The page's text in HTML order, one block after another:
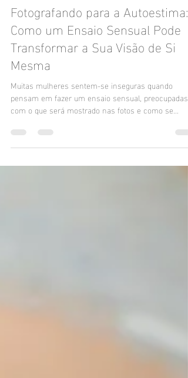
Loester
31 de jul. de 2025
5 min de leitura
Fotografando para a Autoestima:
Como um Ensaio Sensual Pode
Transformar a Sua Visão de Si
Mesma
pensam em fazer um ensaio sensual, preocupadas
com o que será mostrado nas fotos e como se...